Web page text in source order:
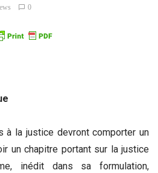
0
à la justice devront comporter un
un chapitre portant sur la justice
inédit dans sa formulation,